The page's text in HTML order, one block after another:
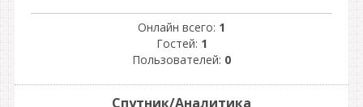
Онлайн всего: 1
Гостей: 1
Пользователей: 0
Спутник/Аналитика